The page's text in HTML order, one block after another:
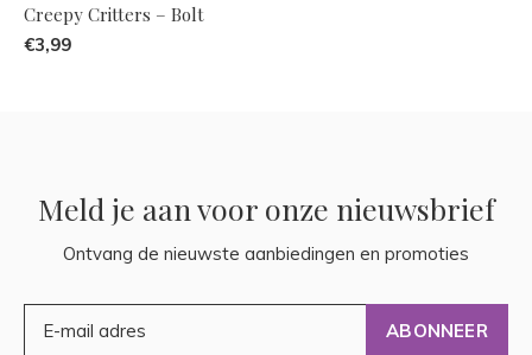
Creepy Critters – Bolt
€3,99
Meld je aan voor onze nieuwsbrief
Ontvang de nieuwste aanbiedingen en promoties
ABONNEER